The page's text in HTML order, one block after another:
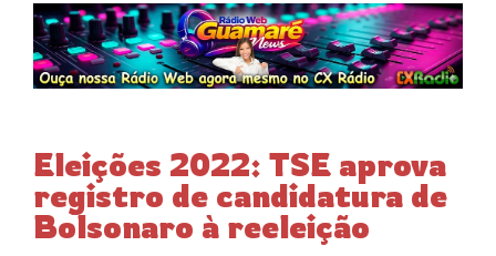
Eleições 2022: TSE aprova
registro de candidatura de
Bolsonaro à reeleição